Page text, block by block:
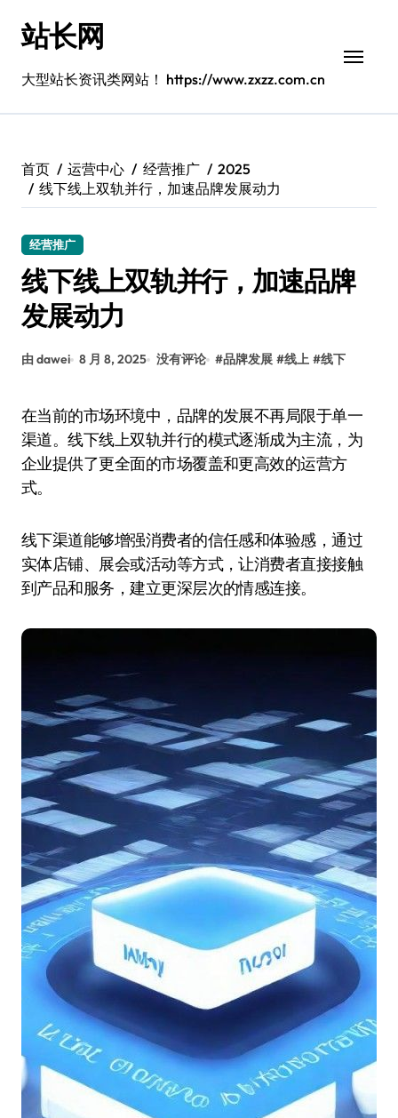
站长网
大型站长资讯类网站！ https://www.zxzz.com.cn
首页 运营中心 经营推广
2025
线下线上双轨并行，加速品牌发展动力
经营推广
线下线上双轨并行，加速品牌
发展动力
由 dawei 8 月 8, 2025 没有评论 #品牌发展 #线上 #线下
在当前的市场环境中，品牌的发展不再局限于单一
渠道。线下线上双轨并行的模式逐渐成为主流，为
企业提供了更全面的市场覆盖和更高效的运营方
式。
线下渠道能够增强消费者的信任感和体验感，通过
实体店铺、展会或活动等方式，让消费者直接接触
到产品和服务，建立更深层次的情感连接。